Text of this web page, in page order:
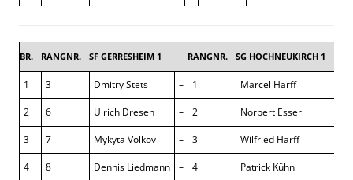
BR. RANGNR. SF GERRESHEIM 1 RANGNR. SG HOCHNEUKIRCH 1
1 3 Dmitry Stets – 1 Marcel Harff
2 6 Ulrich Dresen – 2 Norbert Esser
3 7 Mykyta Volkov – 3 Wilfried Harff
4 8 Dennis Liedmann – 4 Patrick Kühn